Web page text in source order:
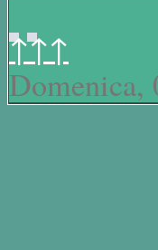
↑↑↑
Domenica,